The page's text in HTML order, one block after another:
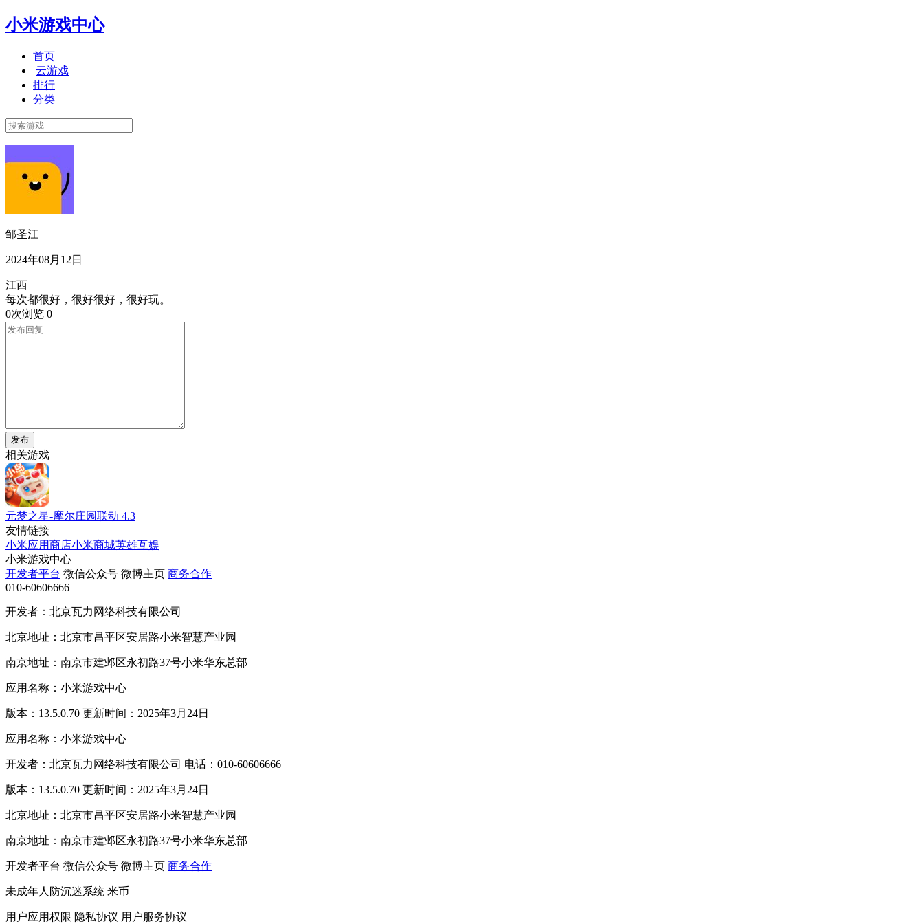
小米游戏中心
首页
云游戏
排行
分类
邹圣江
2024年08月12日
江西
每次都很好，很好很好，很好玩。
0次浏览 0
发布
相关游戏
元梦之星-摩尔庄园联动 4.3
友情链接
小米应用商店小米商城英雄互娱
小米游戏中心
开发者平台 微信公众号 微博主页 商务合作
010-60606666
开发者：北京瓦力网络科技有限公司
北京地址：北京市昌平区安居路小米智慧产业园
南京地址：南京市建邺区永初路37号小米华东总部
应用名称：小米游戏中心
版本：13.5.0.70 更新时间：2025年3月24日
应用名称：小米游戏中心
开发者：北京瓦力网络科技有限公司 电话：010-60606666
版本：13.5.0.70 更新时间：2025年3月24日
北京地址：北京市昌平区安居路小米智慧产业园
南京地址：南京市建邺区永初路37号小米华东总部
开发者平台 微信公众号 微博主页 商务合作
未成年人防沉迷系统 米币
用户应用权限 隐私协议 用户服务协议